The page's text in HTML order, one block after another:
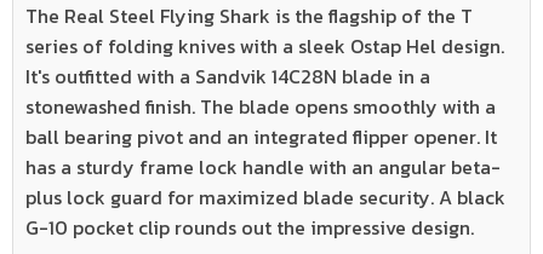
The Real Steel Flying Shark is the flagship of the T
series of folding knives with a sleek Ostap Hel design.
It's outfitted with a Sandvik 14C28N blade in a
stonewashed finish. The blade opens smoothly with a
ball bearing pivot and an integrated flipper opener. It
has a sturdy frame lock handle with an angular beta-
plus lock guard for maximized blade security. A black
G-10 pocket clip rounds out the impressive design.